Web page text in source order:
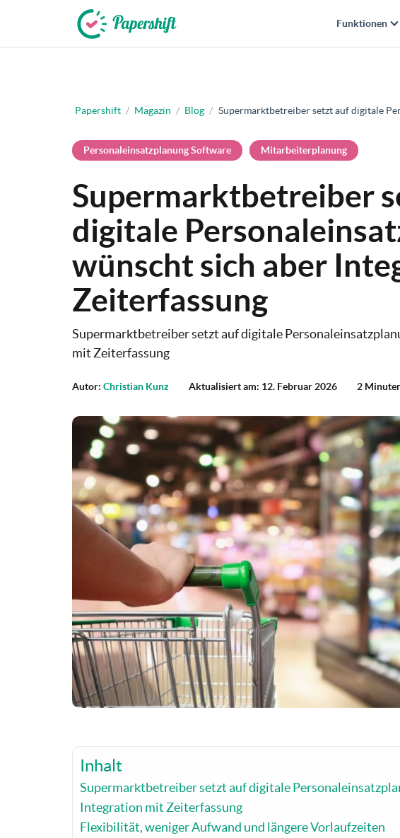
Funktionen
Papershift / Magazin / Blog / Supermarktbetreiber setzt auf digitale
Personaleinsatzplanung Software Mitarbeiterplanung
Supermarktbetreiber
digitale
wünscht sich aber
Zeiterfassung
Supermarktbetreiber setzt auf digitale
mit Zeiterfassung
Autor: Christian Kunz Aktualisiert am: 12. Februar 2026 2
Inhalt
Supermarktbetreiber setzt auf digitale
Integration mit Zeiterfassung
Flexibilität, weniger Aufwand und längere Vorlaufzeiten